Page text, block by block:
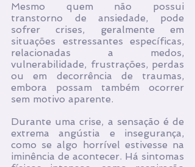
Mesmo quem não possui
transtorno de ansiedade, pode
sofrer crises, geralmente em
situações estressantes específicas,
relacionadas a medos,
vulnerabilidade, frustrações, perdas
ou em decorrência de traumas,
embora possam também ocorrer
sem motivo aparente.
Durante uma crise, a sensação é de
extrema angústia e insegurança,
como se algo horrível estivesse na
iminência de acontecer. Há sintomas